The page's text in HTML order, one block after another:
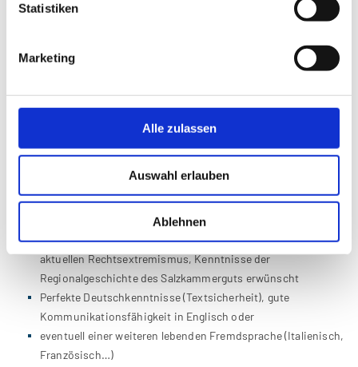
Statistiken
Marketing
Alle zulassen
Auswahl erlauben
Ablehnen
Mitarbeit bei der Weiterentwicklung bestehender Angebote
Administrative Aufgaben inkl. Buch-, Ticketverkauf
Abgeschlossenes Studium eines geistes- oder
kulturwissenschaftlichen Faches mit Schwerpunkt
Kenntnisse der NS-Geschichte und Erinnerungskultur sowie
der österreichischen politischen Geschichte des 20.
Jahrhunderts bis zur Gegenwart, Kenntnisse bezüglich des
aktuellen Rechtsextremismus, Kenntnisse der
Regionalgeschichte des Salzkammerguts erwünscht
Perfekte Deutschkenntnisse (Textsicherheit), gute
Kommunikationsfähigkeit in Englisch oder
eventuell einer weiteren lebenden Fremdsprache (Italienisch,
Französisch…)